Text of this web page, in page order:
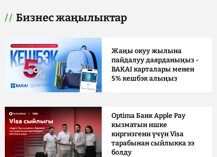
Бизнес жаңылыктар
Жаңы окуу жылына
пайдалуу даярданыңыз -
BAKAI карталары менен
5% кешбэк алыңыз
Optima Банк Apple Pay
кызматын ишке
киргизгени үчүн Visa
тарабынан сыйлыкка ээ
болду